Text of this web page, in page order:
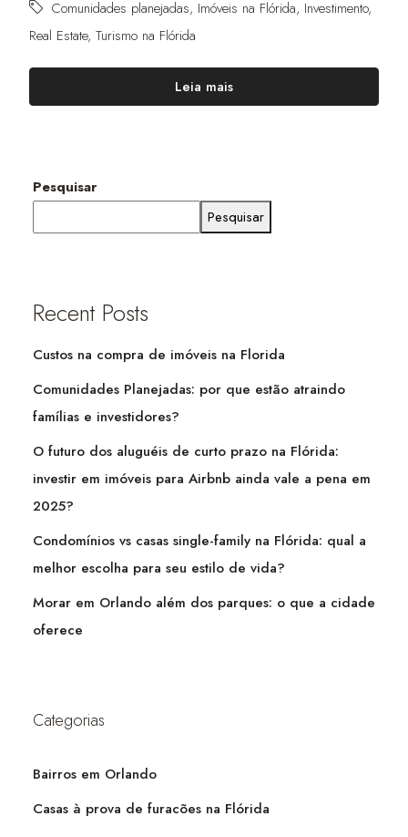
Comunidades planejadas, Imóveis na Flórida, Investimento,
Real Estate, Turismo na Flórida
Leia mais
Pesquisar
Pesquisar
Recent Posts
Custos na compra de imóveis na Florida
Comunidades Planejadas: por que estão atraindo
famílias e investidores?
O futuro dos aluguéis de curto prazo na Flórida:
investir em imóveis para Airbnb ainda vale a pena em
2025?
Condomínios vs casas single-family na Flórida: qual a
melhor escolha para seu estilo de vida?
Morar em Orlando além dos parques: o que a cidade
oferece
Categorias
Bairros em Orlando
Casas à prova de furacões na Flórida